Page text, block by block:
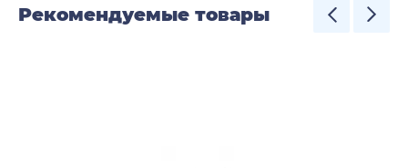
Рекомендуемые товары